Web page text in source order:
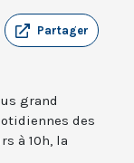
Partager
grand
des
à 10h, la